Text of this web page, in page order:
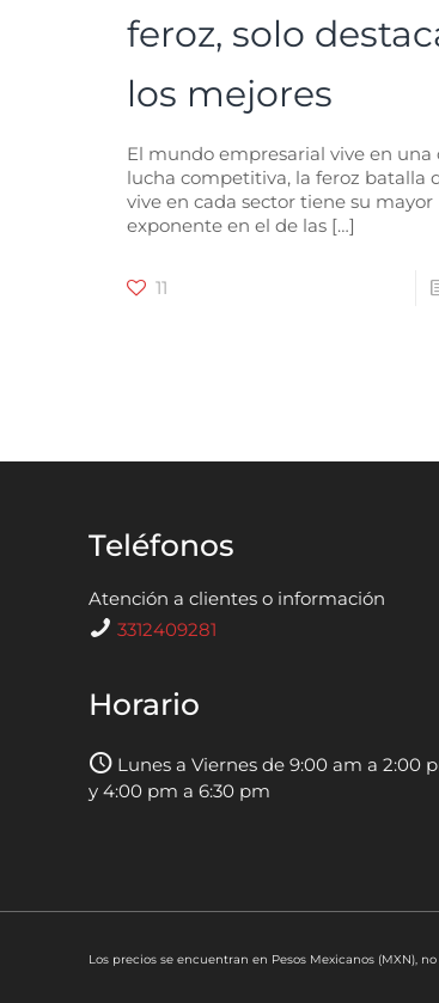
feroz, solo
los mejores
El mundo empresarial vive en una
lucha competitiva, la feroz batalla
vive en cada sector tiene su mayor
exponente en el de las[…]
11
Teléfonos
Atención a clientes o información
3312409281
Horario
Lunes a Viernes de 9:00 am a 2:00
y 4:00 pm a 6:30 pm
Los precios se encuentran en Pesos Mexicanos (MXN),